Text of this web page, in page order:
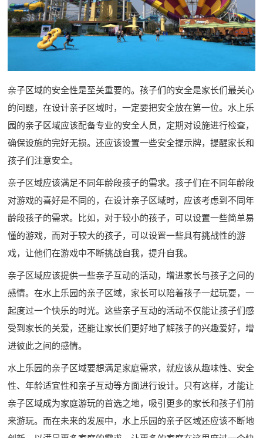
亲子区域的安全性是至关重要的。孩子们的安全是家长们最关心
的问题，在设计亲子区域时，一定要把安全放在第一位。水上乐
园的亲子区域应该配备专业的安全人员，定期对设施进行检查，
确保设施的完好无损。还应该设置一些安全提示牌，提醒家长和
孩子们注意安全。
亲子区域应该满足不同年龄段孩子的需求。孩子们在不同年龄段
对游戏的喜好是不同的，在设计亲子区域时，应该考虑到不同年
龄段孩子的需求。比如，对于较小的孩子，可以设置一些简单易
懂的游戏，而对于较大的孩子，可以设置一些具有挑战性的游
戏，让他们在游戏中不断挑战自我，提升自我。
亲子区域应该提供一些亲子互动的活动，增进家长与孩子之间的
感情。在水上乐园的亲子区域，家长可以陪着孩子一起玩耍，一
起度过一个快乐的时光。这些亲子互动的活动不仅能让孩子们感
受到家长的关爱，还能让家长们更好地了解孩子的兴趣爱好，增
进彼此之间的感情。
水上乐园的亲子区域要想满足家庭需求，就应该从趣味性、安全
性、年龄适宜性和亲子互动等方面进行设计。只有这样，才能让
亲子区域成为家庭游玩的首选之地，吸引更多的家长和孩子们前
来游玩。而在未来的发展中，水上乐园的亲子区域还应该不断地